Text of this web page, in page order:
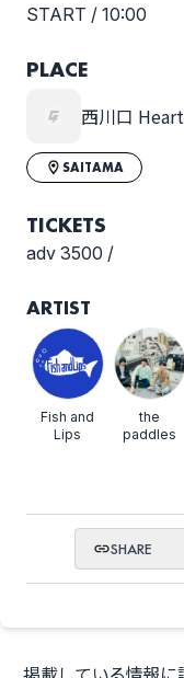
START / 10:00
PLACE
西川口
SAITAMA
TICKETS
adv 3500 /
ARTIST
Fish and
Lips
the
paddles
SHARE